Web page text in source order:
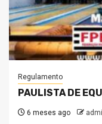
Regulamento
PAULISTA DE
6 meses ago